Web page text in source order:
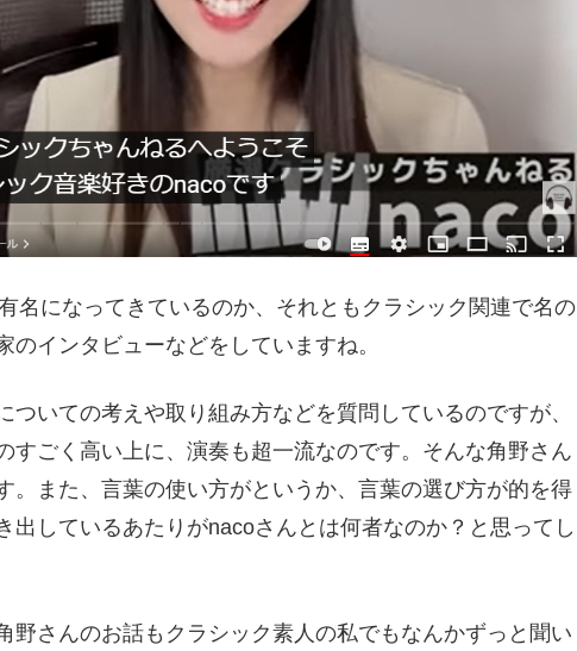
名になってきているのか、それともクラシック関連で名の
インタビューなどをしていますね。
いての考えや取り組み方などを質問しているのですが、
すごく高い上に、演奏も超一流なのです。そんな角野さん
。また、言葉の使い方がというか、言葉の選び方が的を得
出しているあたりがnacoさんとは何者なのか？と思ってし
野さんのお話もクラシック素人の私でもなんかずっと聞い